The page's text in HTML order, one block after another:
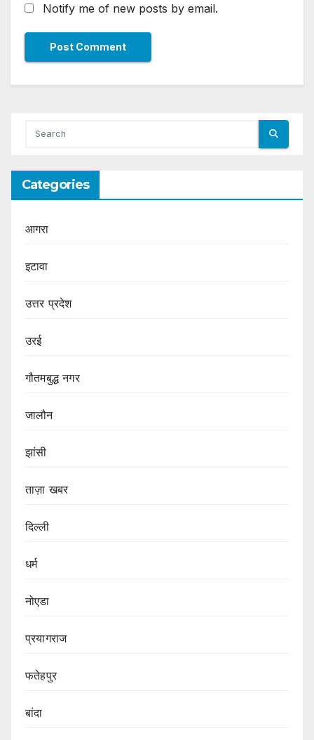
Notify me of new posts by email.
Categories
आगरा
इटावा
उत्तर प्रदेश
उरई
गौतमबुद्ध नगर
जालौन
झांसी
ताज़ा खबर
दिल्ली
धर्म
नोएडा
प्रयागराज
फतेहपुर
बांदा